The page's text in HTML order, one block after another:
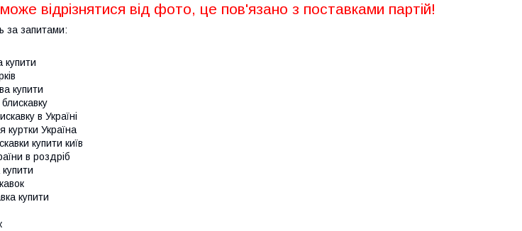
відрізнятися від фото, це пов'язано з поставками партій!
за запитами:
купити
купити
в Україні
куртки Україна
купити київ
в роздріб
купити